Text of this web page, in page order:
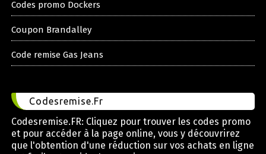
Codes promo Dockers
Coupon Brandalley
Code remise Gas Jeans
Codesremise.Fr
Codesremise.FR: Cliquez pour trouver les codes promo
et pour accéder à la page online, vous y découvrirez
que l'obtention d'une réduction sur vos achats en ligne